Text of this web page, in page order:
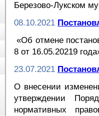
Березово-Лукском
08.10.2021
«Об отмене
8 от 16.05.20219
23.07.2021
О внесении
утверждении
нормативных